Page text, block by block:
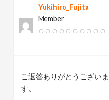
Yukihiro_Fujita
Member
ご返答ありがとうございま
す。